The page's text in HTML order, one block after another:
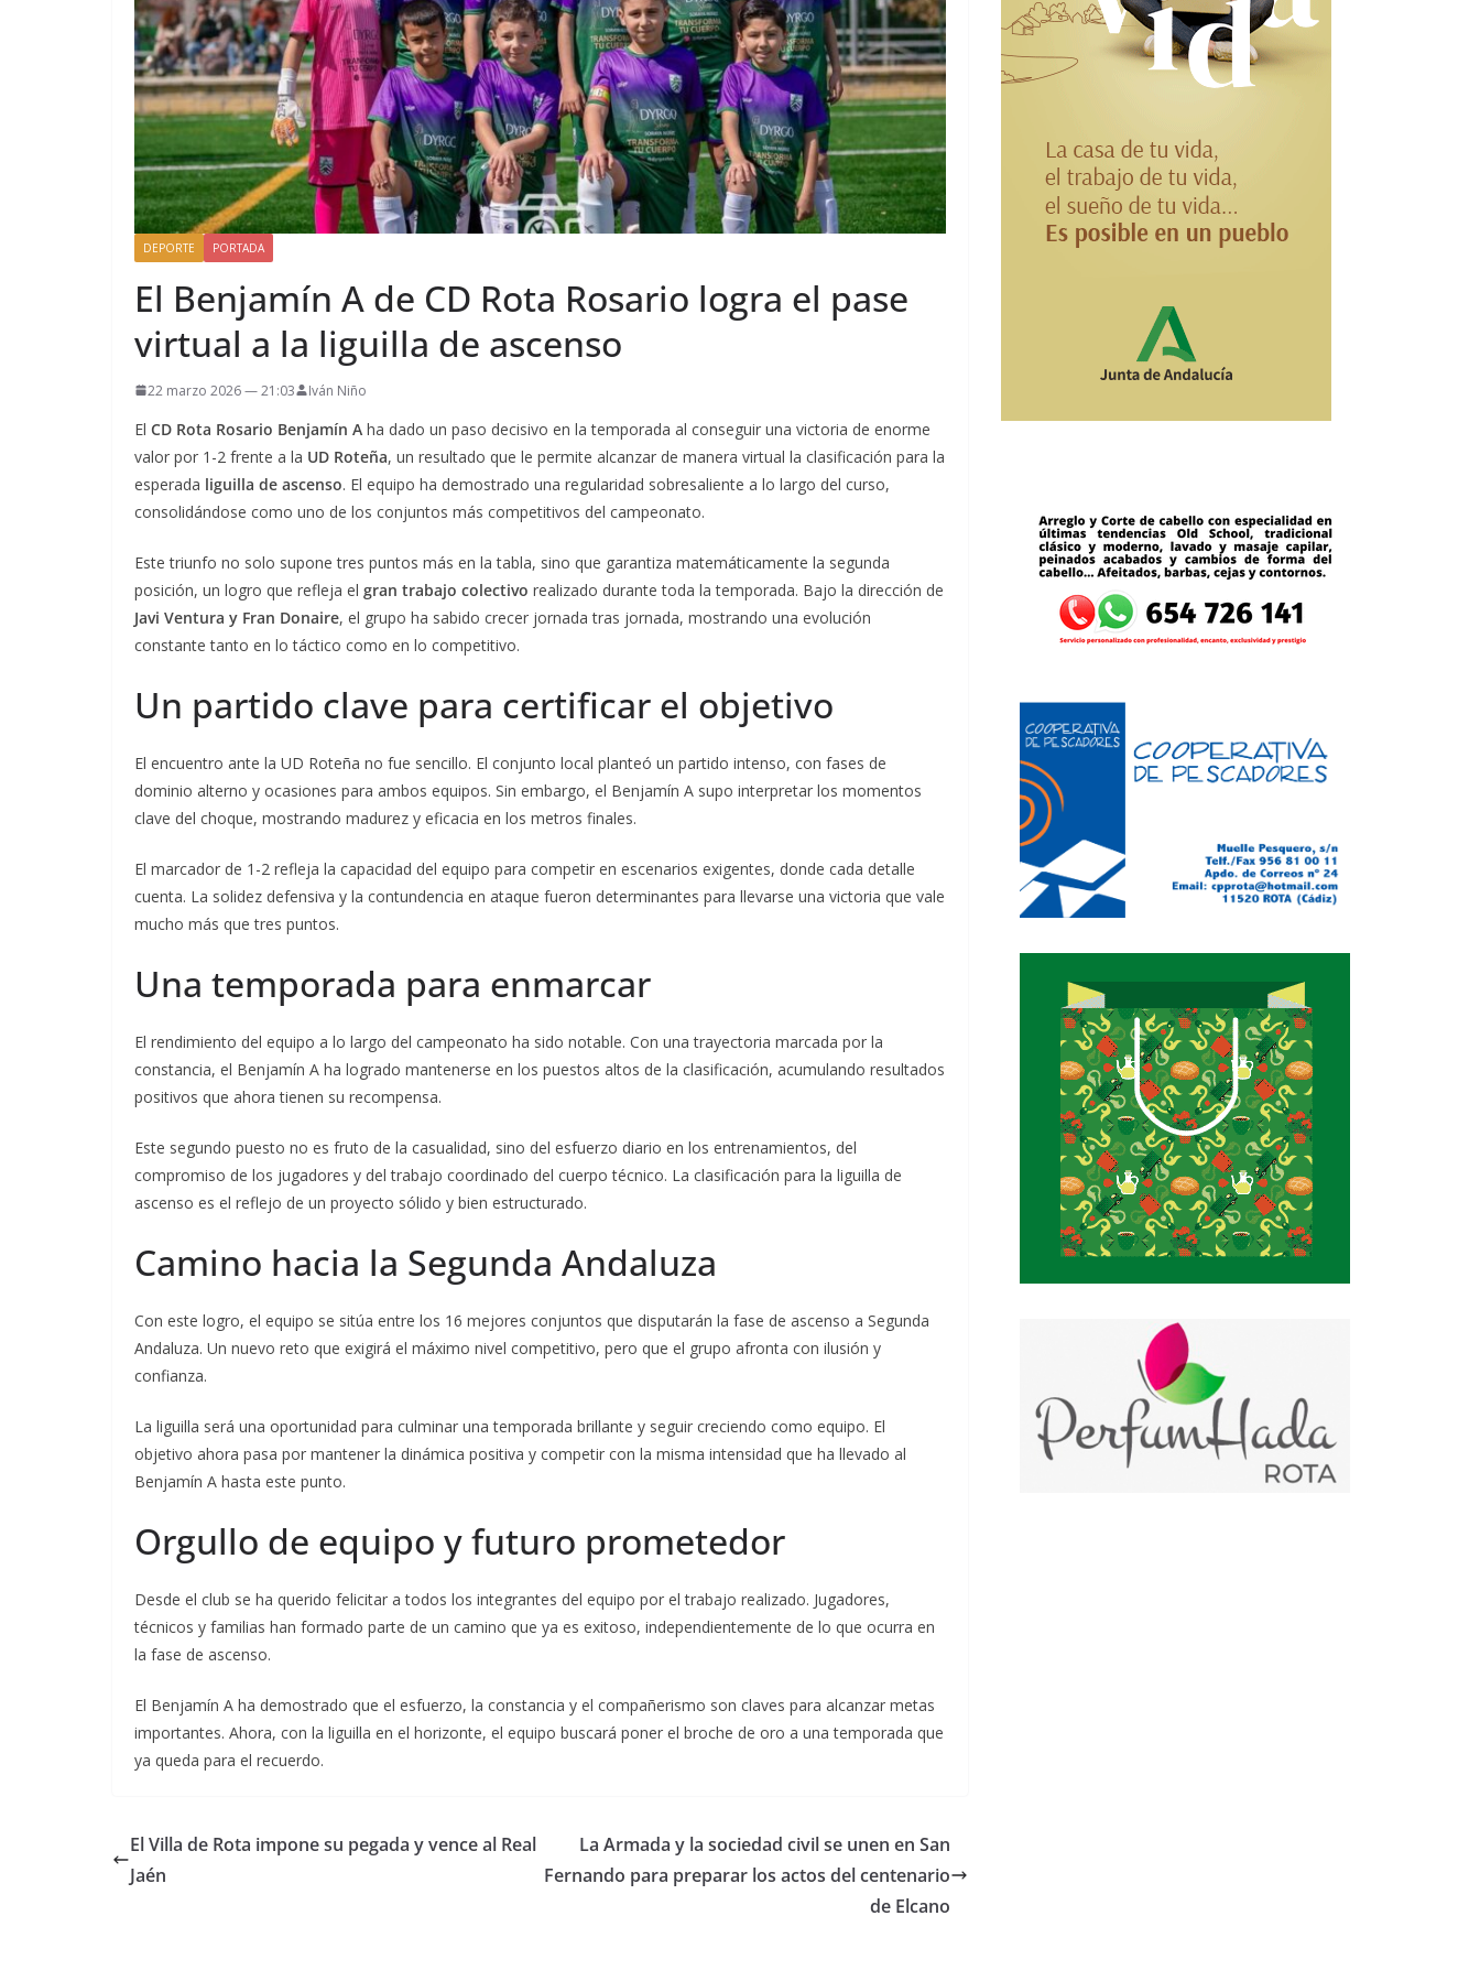
DEPORTE PORTADA
El Benjamín A de CD Rota Rosario logra el pase
virtual a la liguilla de ascenso
22 marzo 2026 — 21:03 Iván Niño
El CD Rota Rosario Benjamín A ha dado un paso decisivo en la temporada al conseguir una victoria de enorme
valor por 1-2 frente a la UD Roteña, un resultado que le permite alcanzar de manera virtual la clasificación para la
esperada liguilla de ascenso. El equipo ha demostrado una regularidad sobresaliente a lo largo del curso,
consolidándose como uno de los conjuntos más competitivos del campeonato.
Este triunfo no solo supone tres puntos más en la tabla, sino que garantiza matemáticamente la segunda
posición, un logro que refleja el gran trabajo colectivo realizado durante toda la temporada. Bajo la dirección de
Javi Ventura y Fran Donaire, el grupo ha sabido crecer jornada tras jornada, mostrando una evolución
constante tanto en lo táctico como en lo competitivo.
Un partido clave para certificar el objetivo
El encuentro ante la UD Roteña no fue sencillo. El conjunto local planteó un partido intenso, con fases de
dominio alterno y ocasiones para ambos equipos. Sin embargo, el Benjamín A supo interpretar los momentos
clave del choque, mostrando madurez y eficacia en los metros finales.
El marcador de 1-2 refleja la capacidad del equipo para competir en escenarios exigentes, donde cada detalle
cuenta. La solidez defensiva y la contundencia en ataque fueron determinantes para llevarse una victoria que vale
mucho más que tres puntos.
Una temporada para enmarcar
El rendimiento del equipo a lo largo del campeonato ha sido notable. Con una trayectoria marcada por la
constancia, el Benjamín A ha logrado mantenerse en los puestos altos de la clasificación, acumulando resultados
positivos que ahora tienen su recompensa.
Este segundo puesto no es fruto de la casualidad, sino del esfuerzo diario en los entrenamientos, del
compromiso de los jugadores y del trabajo coordinado del cuerpo técnico. La clasificación para la liguilla de
ascenso es el reflejo de un proyecto sólido y bien estructurado.
Camino hacia la Segunda Andaluza
Con este logro, el equipo se sitúa entre los 16 mejores conjuntos que disputarán la fase de ascenso a Segunda
Andaluza. Un nuevo reto que exigirá el máximo nivel competitivo, pero que el grupo afronta con ilusión y
confianza.
La liguilla será una oportunidad para culminar una temporada brillante y seguir creciendo como equipo. El
objetivo ahora pasa por mantener la dinámica positiva y competir con la misma intensidad que ha llevado al
Benjamín A hasta este punto.
Orgullo de equipo y futuro prometedor
Desde el club se ha querido felicitar a todos los integrantes del equipo por el trabajo realizado. Jugadores,
técnicos y familias han formado parte de un camino que ya es exitoso, independientemente de lo que ocurra en
la fase de ascenso.
El Benjamín A ha demostrado que el esfuerzo, la constancia y el compañerismo son claves para alcanzar metas
importantes. Ahora, con la liguilla en el horizonte, el equipo buscará poner el broche de oro a una temporada que
ya queda para el recuerdo.
El Villa de Rota impone su pegada y vence al Real
Jaén
La Armada y la sociedad civil se unen en San
Fernando para preparar los actos del centenario
de Elcano